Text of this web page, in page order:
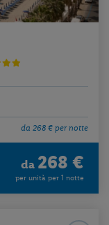
da 268 € per notte
da 268 €
per unità per 1 notte